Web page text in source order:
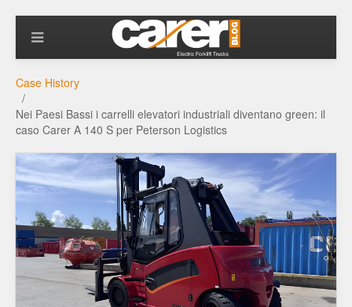
Case History
Nei Paesi Bassi i carrelli elevatori industriali diventano green: il
caso Carer A 140 S per Peterson Logistics